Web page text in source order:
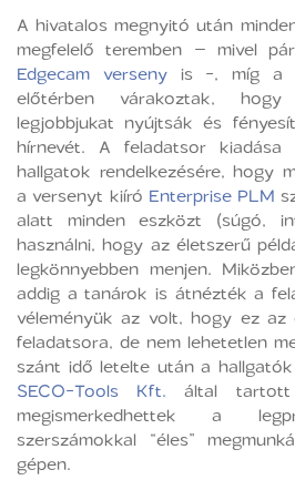
A hivatalos megnyitó után
megfelelő teremben – mivel
Edgecam versenyis -, míg a
előtérben várakoztak,
legjobbjukat nyújtsák és
hírnevét. A feladatsor
hallgatok rendelkezésére, hogy
a versenyt kiíró Enterprise PLM
alatt minden eszközt (súgó,
használni, hogy az életszerű
legkönnyebben menjen.
addig a tanárok is átnézték a
véleményük az volt, hogy ez az
feladatsora, de nem lehetetlen
szánt idő letelte után a
SECO-Tools Kft. által tartott
megismerkedhettek a
szerszámokkal “éles”
gépen.